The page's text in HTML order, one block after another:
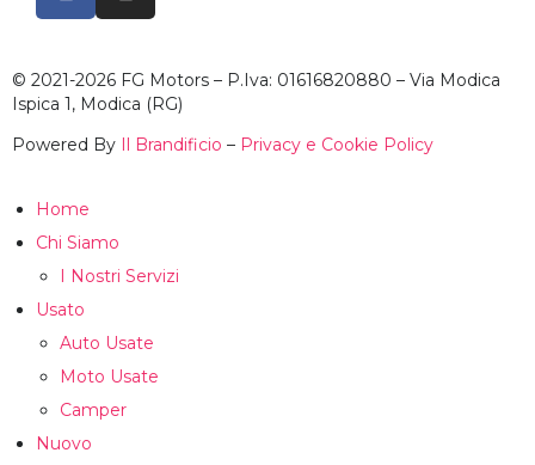
© 2021-2026 FG Motors – P.Iva: 01616820880 – Via Modica
Ispica 1, Modica (RG)
Powered By Il Brandificio – Privacy e Cookie Policy
Home
Chi Siamo
I Nostri Servizi
Usato
Auto Usate
Moto Usate
Camper
Nuovo